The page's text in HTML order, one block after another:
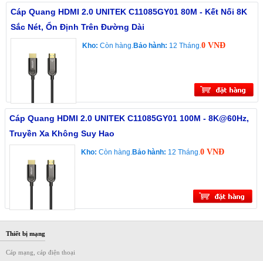
Cáp Quang HDMI 2.0 UNITEK C11085GY01 80M - Kết Nối 8K
Sắc Nét, Ổn Định Trên Đường Dài
Kho: Còn hàng.Bảo hành: 12 Tháng.0 VNĐ
Cáp Quang HDMI 2.0 UNITEK C11085GY01 100M - 8K@60Hz,
Truyền Xa Không Suy Hao
Kho: Còn hàng.Bảo hành: 12 Tháng.0 VNĐ
Thiết bị mạng
Cáp mạng, cáp điện thoại